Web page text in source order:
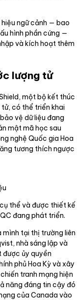
ngữ cảnh — bao
hình phần cứng —
và kích hoạt thêm
lượng tử
một bộ kết thúc
có thể triển khai
vệ dữ liệu đang
mật mã học sau
nghệ Quốc gia Hoa
tương thích ngược
thể và được thiết kế
đang phát triển.
mình tại thị trường liên
nhà sáng lập và
được ủy quyền
phủ Hoa Kỳ và xây
tranh mạng hiện
năng đáng tin cậy đó
của Canada vào